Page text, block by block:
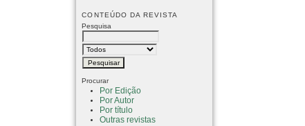
CONTEÚDO DA REVISTA
Pesquisa
Procurar
Por Edição
Por Autor
Por título
Outras revistas